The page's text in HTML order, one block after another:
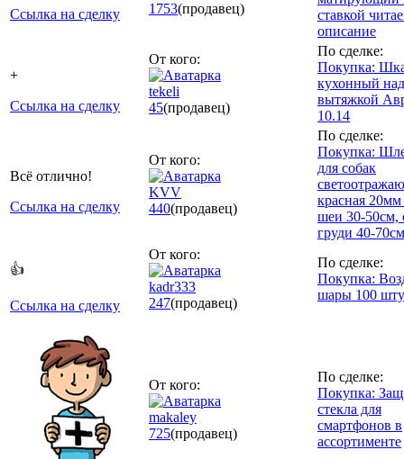
Ссылка на сделку 1753(продавец)
ставкой
описание
+
Ссылка на сделку
От кого:
tekeli
45(продавец)
По сделке:
Покупка:
кухонный над
вытяжкой
10.14
Всё отлично!
Ссылка на сделку
От кого:
KVV
440(продавец)
По сделке:
Покупка:
для собак
красная 20мм
шеи 30-50см,
груди 40-70см
👍
Ссылка на сделку
От кого:
kadr333
247(продавец)
По сделке:
Покупка:
шары 100
От кого:
makaley
725(продавец)
По сделке:
Покупка:
стекла для
смартфонов в
ассортименте